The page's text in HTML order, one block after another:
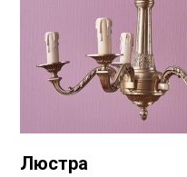
Люстра